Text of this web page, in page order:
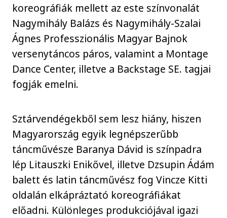
koreográfiák mellett az este színvonalát
Nagymihály Balázs és Nagymihály-Szalai
Ágnes Professzionális Magyar Bajnok
versenytáncos páros, valamint a Montage
Dance Center, illetve a Backstage SE. tagjai
fogják emelni.
Sztárvendégekből sem lesz hiány, hiszen
Magyarország egyik legnépszerűbb
táncművésze Baranya Dávid is színpadra
lép Litauszki Enikővel, illetve Dzsupin Ádám
balett és latin táncművész fog Vincze Kitti
oldalán elkápráztató koreográfiákat
előadni. Különleges produkciójával igazi